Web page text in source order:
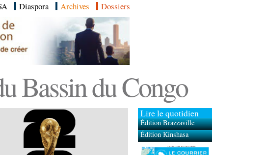
Diaspora Archives Dossiers
Bassin du Congo
Lire le quotidien
Édition Brazzaville
Édition Kinshasa